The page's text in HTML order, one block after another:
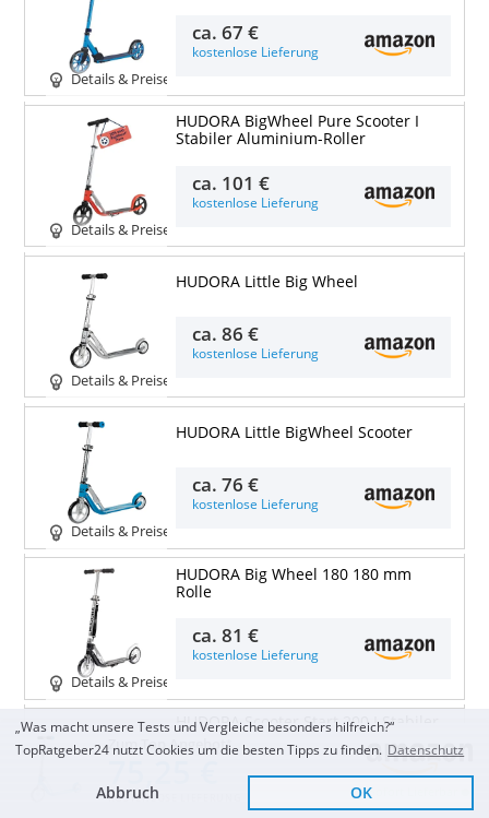
Zum Top Angebot
KOSTENLOSE LIEFERUNG Sofort Lieferbar
Details & Preise
ca.67 €
kostenlose Lieferung
Details & Preise
HUDORA BigWheel Pure Scooter I
Stabiler Aluminium-Roller
ca. 101 €
kostenlose Lieferung
Details & Preise
HUDORA Little Big Wheel
ca.86 €
kostenlose Lieferung
Details & Preise
HUDORA Little BigWheel Scooter
ca.76 €
kostenlose Lieferung
Details & Preise
HUDORA Big Wheel 180 180 mm
Rolle
ca.81 €
kostenlose Lieferung
HUDORA Scooter Start 200 I Stabiler
Aluminium-Roller I
Höhenverstellbarer
„Was macht unsere Tests und Vergleiche besonders hilfreich?“
TopRatgeber24 nutzt Cookies um die besten Tipps zu finden. Datenschutz
Abbruch OK